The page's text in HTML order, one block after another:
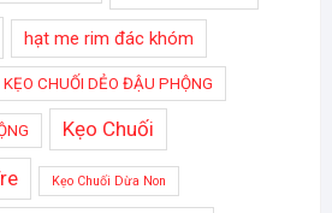
hạt me rim đác khóm
KẸO CHUỐI DẺO ĐẬU PHỘNG
Kẹo Chuối
Kẹo Chuối Dừa Non